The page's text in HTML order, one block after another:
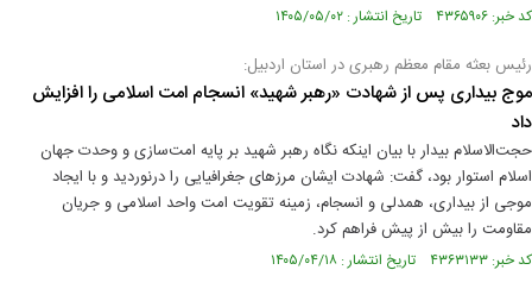
کد خبر: ۴۳۶۵۹۰۶ تاریخ انتشار : ۱۴۰۵/۰۵/۰۲
رئیس بعثه مقام معظم رهبری در استان اردبیل:
موج بیداری پس از شهادت «رهبر شهید» انسجام امت اسلامی را افزایش
داد
حجت‌الاسلام بیدار با بیان اینکه نگاه رهبر شهید بر پایه امت‌سازی و وحدت جهان
اسلام استوار بود، گفت: شهادت ایشان مرز‌های جغرافیایی را درنوردید و با ایجاد
موجی از بیداری، همدلی و انسجام، زمینه تقویت امت واحد اسلامی و جریان
مقاومت را بیش از پیش فراهم کرد.
کد خبر: ۴۳۶۳۱۳۳ تاریخ انتشار : ۱۴۰۵/۰۴/۱۸